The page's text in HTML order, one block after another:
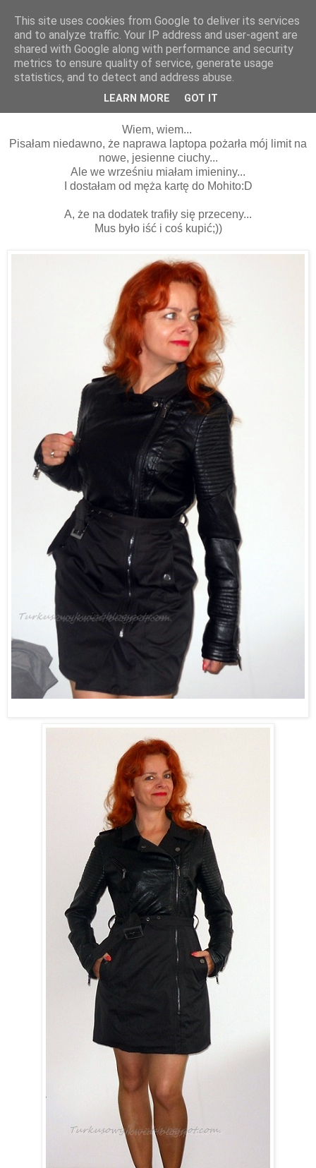
01 października 2014
Płaszczyk z Mohito:D
Wiem, wiem...
Pisałam niedawno, że naprawa laptopa pożarła mój limit na
nowe, jesienne ciuchy...
Ale we wrześniu miałam imieniny...
I dostałam od męża kartę do Mohito:D
A, że na dodatek trafiły się przeceny...
Mus było iść i coś kupić;))
This site uses cookies from Google to deliver its services
and to analyze traffic. Your IP address and user-agent are
shared with Google along with performance and security
metrics to ensure quality of service, generate usage
statistics, and to detect and address abuse.
LEARN MORE GOT IT